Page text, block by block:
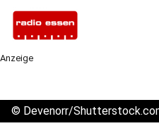
Anzeige
© Devenorr/